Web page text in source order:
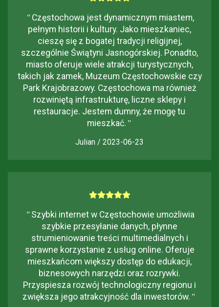
" Częstochowa jest dynamicznym miastem,
pełnym historii i kultury. Jako mieszkaniec,
cieszę się z bogatej tradycji religijnej,
szczególnie Świątyni Jasnogórskiej. Ponadto,
miasto oferuje wiele atrakcji turystycznych,
takich jak zamek, Muzeum Częstochowskie czy
Park Krajobrazowy. Częstochowa ma również
rozwiniętą infrastrukturę, liczne sklepy i
restauracje. Jestem dumny, że mogę tu
mieszkać. "
Julian / 2023-06-23
" Szybki internet w Częstochowie umożliwia
szybkie przesyłanie danych, płynne
strumieniowanie treści multimedialnych i
sprawne korzystanie z usług online. Oferuje
mieszkańcom większy dostęp do edukacji,
biznesowych narzędzi oraz rozrywki.
Przyspiesza rozwój technologiczny regionu i
zwiększa jego atrakcyjność dla inwestorów. "